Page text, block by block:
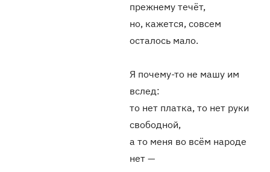
прежнему течёт,
но, кажется, совсем
осталось мало.
Я почему-то не машу им
вслед:
то нет платка, то нет руки
свободной,
а то меня во всём народе
нет —